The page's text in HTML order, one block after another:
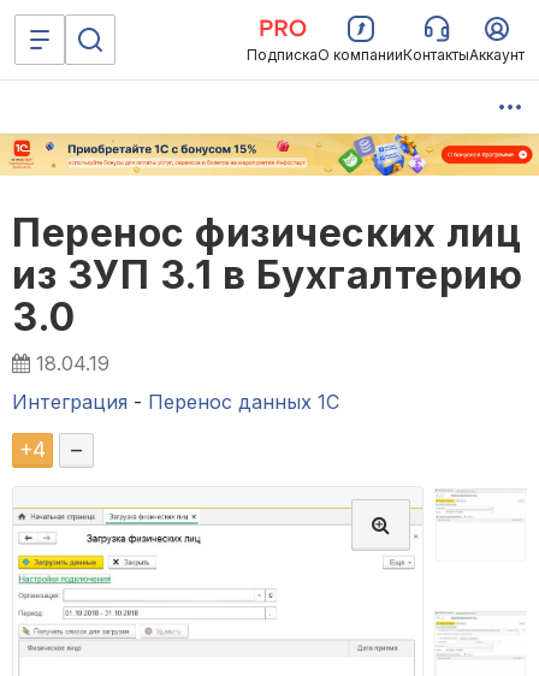
ПодпискаО компанииКонтактыАккаунт
Перенос физических лиц
из ЗУП 3.1 в Бухгалтерию
3.0
18.04.19
Интеграция - Перенос данных 1C
+4 –